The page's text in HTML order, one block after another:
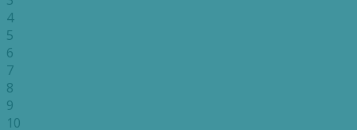
4
5
6
7
8
9
10